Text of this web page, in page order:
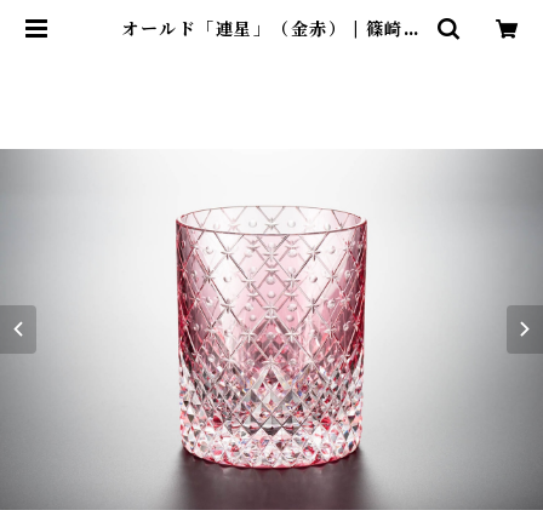
オールド「連星」（金赤） | 篠崎硝